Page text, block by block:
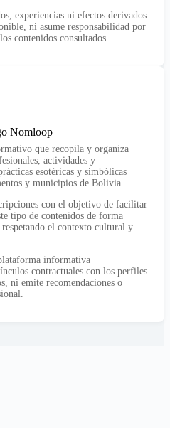
experiencias ni efectos derivados
ni asume responsabilidad por
contenidos consultados.
que recopila y organiza
actividades y
esotéricas y simbólicas
y municipios de Bolivia.
con el objetivo de facilitar
tipo de contenidos de forma
el contexto cultural y
informativa
contractuales con los perfiles
ni emite recomendaciones o